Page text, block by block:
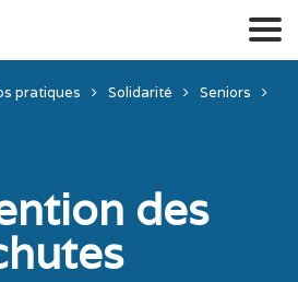
pratiques Solidarité
Seniors
des